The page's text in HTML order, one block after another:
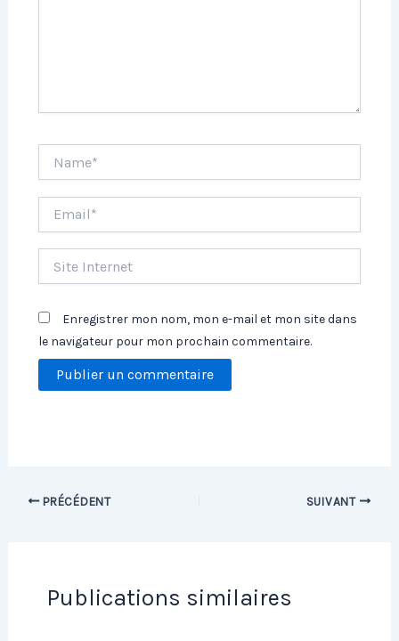
Internet
Enregistrer mon nom, mon e-mail et mon site dans
le navigateur pour mon prochain commentaire.
PRÉCÉDENT SUIVANT
Publications similaires